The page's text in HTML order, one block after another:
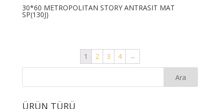
30*60 METROPOLITAN STORY ANTRASIT MAT
SP(130J)
1 2 3 4 →
ÜRÜN TÜRÜ